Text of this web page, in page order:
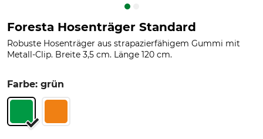
Foresta Hosenträger Standard
Robuste Hosenträger aus strapazierfähigem Gummi mit
Metall-Clip. Breite 3,5 cm. Länge 120 cm.
Farbe: grün